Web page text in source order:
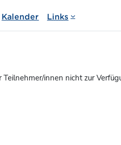
Kalender Links
Teilnehmer/innen nicht zur